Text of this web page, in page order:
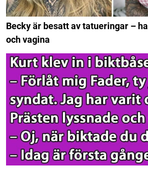
Becky är besatt av tatueringar –
och vagina